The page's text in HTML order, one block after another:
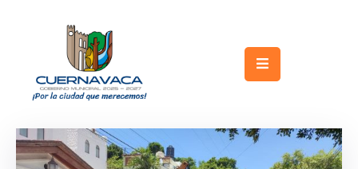
Gobierno
Turismo